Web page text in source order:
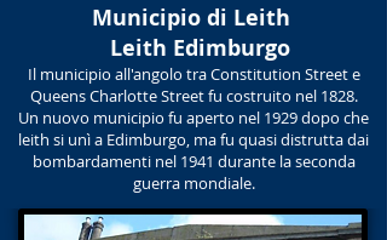
Municipio di Leith
Leith Edimburgo
Il municipio all'angolo tra Constitution Street e
Queens Charlotte Street fu costruito nel 1828.
Un nuovo municipio fu aperto nel 1929 dopo che
leith si unì a Edimburgo, ma fu quasi distrutta dai
bombardamenti nel 1941 durante la seconda
guerra mondiale.